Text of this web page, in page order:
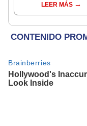
signo y entérate si te
espera un día
LEER MÁS